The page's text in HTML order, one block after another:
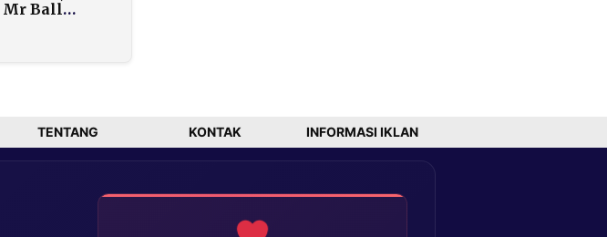
Mr Ball
TENTANG KONTAK INFORMASI IKLAN